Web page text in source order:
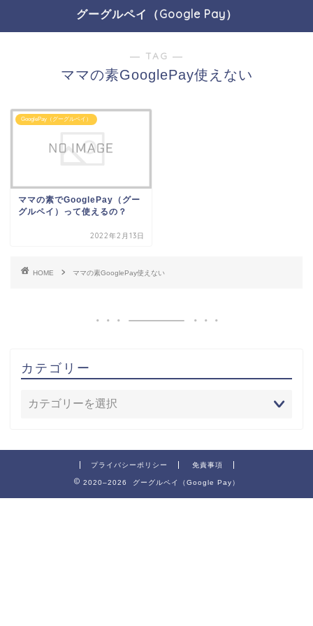
グーグルペイ（Google Pay）
― TAG ―
ママの素GooglePay使えない
GooglePay（グーグルペイ）
ママの素でGooglePay（グー
グルペイ）って使えるの？
2022年2月13日
HOME ママの素GooglePay使えない
カテゴリー
プライバシーポリシー 免責事項
2020–2026 グーグルペイ（Google Pay）